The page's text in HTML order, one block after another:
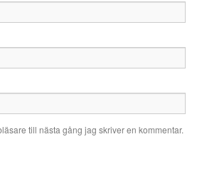
till nästa gång jag skriver en kommentar.